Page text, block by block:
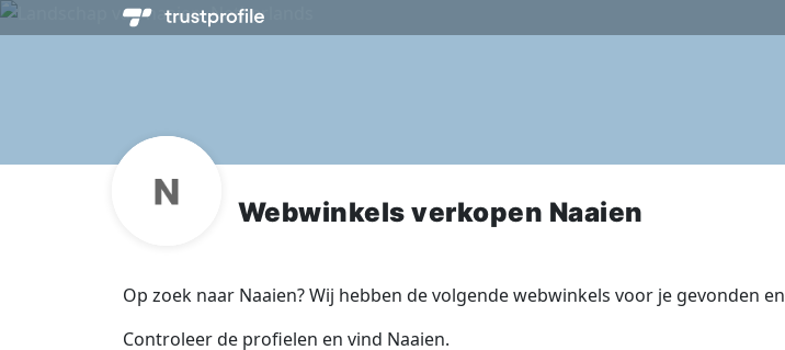
Webwinkels verkopen Naaien
Op zoek naar Naaien? Wij hebben de volgende webwinkels voor je gevonden
Controleer de profielen en vind Naaien.